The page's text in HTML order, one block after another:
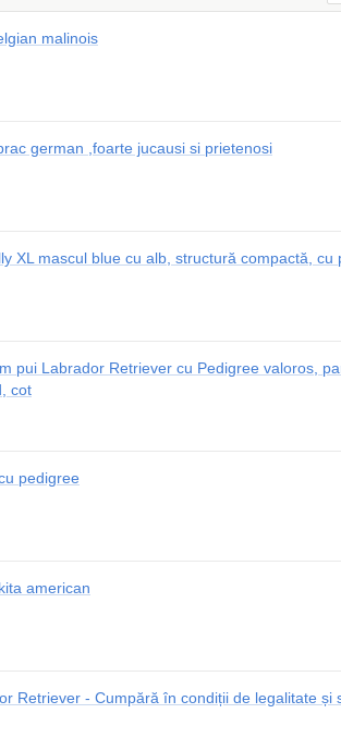
malinois
german ,foarte jucausi si prietenosi
XL mascul blue cu alb, structură compactă, cu
pui Labrador Retriever cu Pedigree valoros,
cot
pedigree
american
Retriever - Cumpără în condiții de legalitate și